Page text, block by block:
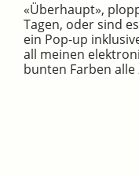
«Überhaupt»,
Tagen, oder sind
ein Pop-up
all meinen
bunten Farben alle